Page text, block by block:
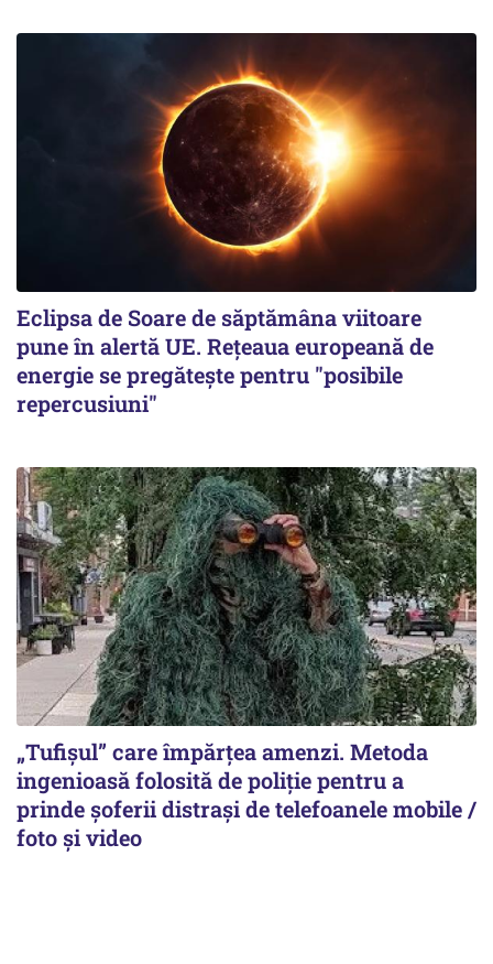
Eclipsa de Soare de săptămâna viitoare
pune în alertă UE. Rețeaua europeană de
energie se pregătește pentru "posibile
repercusiuni"
„Tufișul” care împărțea amenzi. Metoda
ingenioasă folosită de poliție pentru a
prinde șoferii distrași de telefoanele mobile /
foto și video